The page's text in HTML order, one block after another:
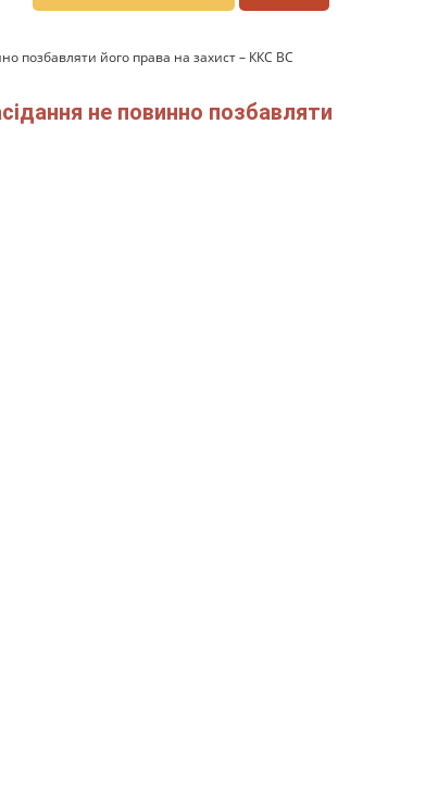
позбавляти його права на захист – ККС ВС
не повинно позбавляти